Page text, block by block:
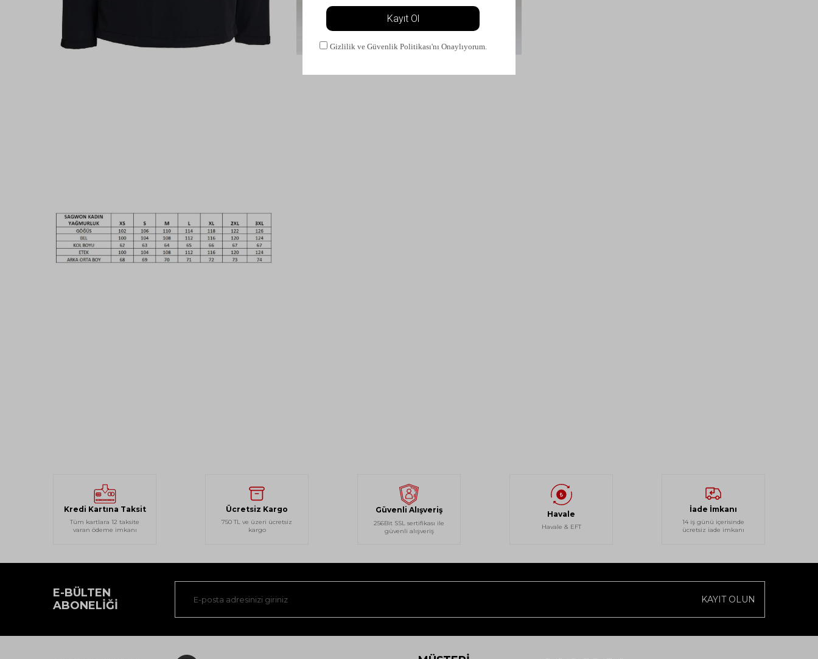
Kredi Kartına Taksit
Tüm kartlara 12 taksite
varan ödeme imkanı
Ücretsiz Kargo
750 TL ve üzeri ücretsiz
kargo
Güvenli Alışveriş
256Bit SSL sertifikası ile
güvenli alışveriş
Havale
Havale & EFT
İade İmkanı
14 iş günü içerisinde
ücretsiz iade imkanı
E-BÜLTEN
ABONELIĞI
KAYIT OLUN